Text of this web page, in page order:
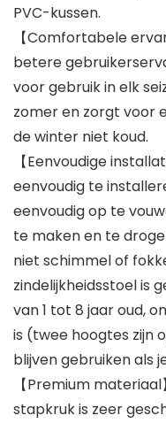
PVC-kussen.
【Comfortabele
betere
voor gebruik in elk
zomer en zorgt voor
de winter niet koud.
【Eenvoudige
eenvoudig te
eenvoudig op te
te maken en te
niet schimmel of
zindelijkheidsstoel is
van 1 tot 8 jaar oud,
is (twee hoogtes zijn
blijven gebruiken als
【Premium
stapkruk is zeer